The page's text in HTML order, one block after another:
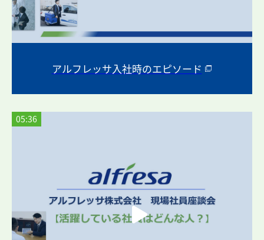
アルフレッサ入社時のエピソード
05:36